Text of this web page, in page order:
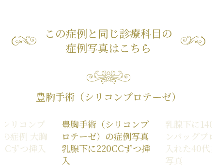
この症例と同じ診療科目の
症例写真はこちら
豊胸手術（シリコンプロテーゼ）
リコンプ
症例 大胸
ずつ挿入
豊胸手術（シリコンプ
ロテーゼ）の症例写真
乳腺下に220CCずつ挿
入
乳腺下に
ンバッグプ
入れた40代
写真